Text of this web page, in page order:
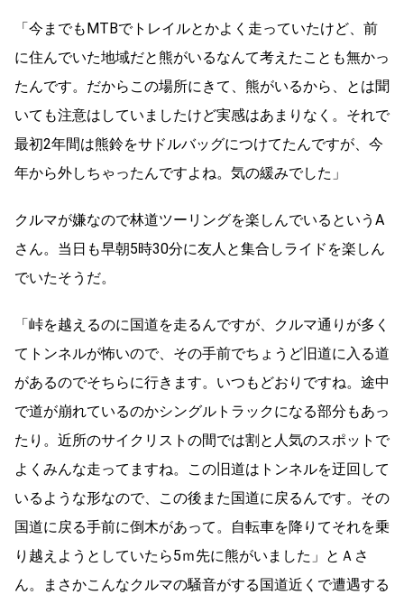
「今までもMTBでトレイルとかよく走っていたけど、前
に住んでいた地域だと熊がいるなんて考えたことも無かっ
たんです。だからこの場所にきて、熊がいるから、とは聞
いても注意はしていましたけど実感はあまりなく。それで
最初2年間は熊鈴をサドルバッグにつけてたんですが、今
年から外しちゃったんですよね。気の緩みでした」
クルマが嫌なので林道ツーリングを楽しんでいるというA
さん。当日も早朝5時30分に友人と集合しライドを楽しん
でいたそうだ。
「峠を越えるのに国道を走るんですが、クルマ通りが多く
てトンネルが怖いので、その手前でちょうど旧道に入る道
があるのでそちらに行きます。いつもどおりですね。途中
で道が崩れているのかシングルトラックになる部分もあっ
たり。近所のサイクリストの間では割と人気のスポットで
よくみんな走ってますね。この旧道はトンネルを迂回して
いるような形なので、この後また国道に戻るんです。その
国道に戻る手前に倒木があって。自転車を降りてそれを乗
り越えようとしていたら5ｍ先に熊がいました」とＡさ
ん。まさかこんなクルマの騒音がする国道近くで遭遇する